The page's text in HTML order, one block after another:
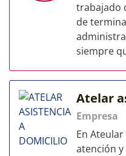
trabajado
de
siempre
Atelar
Empresa
En
atención y